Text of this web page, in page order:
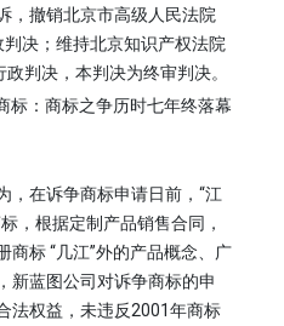
，撤销北京市高级人民法院
判决；维持北京知识产权法院
判决，本判决为终审判决。
在诉争商标申请日前，“江
，根据定制产品销售合同，
商标 “几江”外的产品概念、广
新蓝图公司对诉争商标的申
法权益，未违反2001年商标